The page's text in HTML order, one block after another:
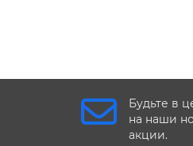
Будьте в
на наши
акции.